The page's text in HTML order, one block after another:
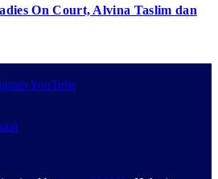
On Court, Alvina Taslim dan
YouTube